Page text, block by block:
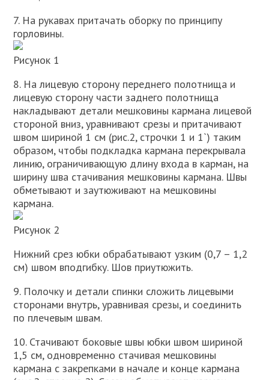
7. На рукавах притачать оборку по принципу
горловины.
Рисунок 1
8. На лицевую сторону переднего полотнища и
лицевую сторону части заднего полотнища
накладывают детали мешковины кармана лицевой
стороной вниз, уравнивают срезы и притачивают
швом шириной 1 см (рис.2, строчки 1 и 1`) таким
образом, чтобы подкладка кармана перекрывала
линию, ограничивающую длину входа в карман, на
ширину шва стачивания мешковины кармана. Швы
обметывают и заутюживают на мешковины
кармана.
Рисунок 2
Нижний срез юбки обрабатывают узким (0,7 – 1,2
см) швом вподгибку. Шов приутюжить.
9. Полочку и детали спинки сложить лицевыми
сторонами внутрь, уравнивая срезы, и соединить
по плечевым швам.
10. Стачивают боковые швы юбки швом шириной
1,5 см, одновременно стачивая мешковины
кармана с закрепками в начале и конце кармана